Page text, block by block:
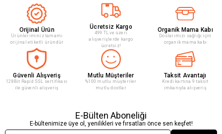
Orijinal Ürün
Ürünleriminiz tamamı
orijinal etiketli üründür
Ücretsiz Kargo
499 TL ve üzeri
alışverişlerde kargo
ücretsiz!
Organik Mama Kabı
Doslarımızı sağlığı için
organik mama kabı
Güvenli Alışveriş
128Bit Rapid SSL sertifikası
ile güvenli alışveriş
Mutlu Müşteriler
%100 mutlu müşteriler
mutlu dostlar
Taksit Avantajı
Kredi kartına 9 taksit
imkanıyla alışveriş
E-Bülten Aboneliği
E-bültenimize üye ol, yenilikleri ve fırsatları önce sen keşfet!